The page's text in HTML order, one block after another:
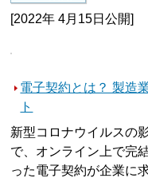
[2022年 4月15日公開]
電子契約とは？ 製造
ト
新型コロナウイルスの
で、オンライン上で完
った電子契約が企業に